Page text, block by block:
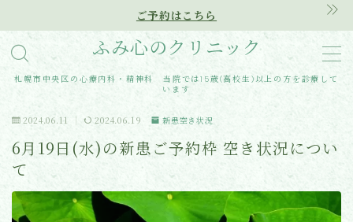
ご予約はこちら
ふみ心のクリニック
札幌市中央区の心療内科・精神科 当院では15歳(高校生)以上の方を診療して
います
MENU
Home
クリニック紹介
診療内容
アクセス
2024.06.11 2024.06.19 新患空き状況
6月19日(水)の新患ご予約枠 空き状況につい
て